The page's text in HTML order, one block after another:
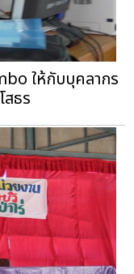
ให้กับบุคลากร
ธร